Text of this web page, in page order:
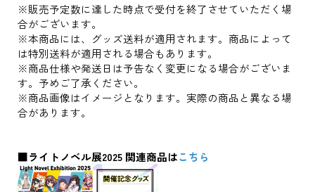
※販売予定数に達した時点で受付を終了させていただく場
合がございます。
※本商品には、グッズ送料が適用されます。商品によって
は特別送料が適用される場合もあります。
※商品仕様や発送日は予告なく変更になる場合がございま
す。予めご了承ください。
※商品画像はイメージとなります。実際の商品と異なる場
合があります。
■ライトノベル展2025 関連商品はこちら